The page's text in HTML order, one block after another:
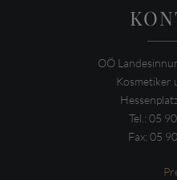
OÖ
Kosmetiker
Tel.: 05
Fax: 05